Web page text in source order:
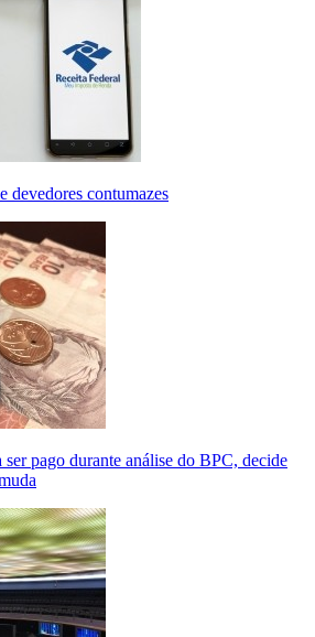
devedores contumazes
pago durante análise do BPC, decide